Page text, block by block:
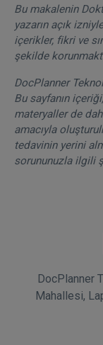
Bu makalenin
yazarın açık
içerikler, fikri ve
şekilde
DocPlanner
Bu sayfanın
materyaller de
amacıyla
tedavinin yerini
sorununuzla ilgili
DocPlanner
Mahallesi,